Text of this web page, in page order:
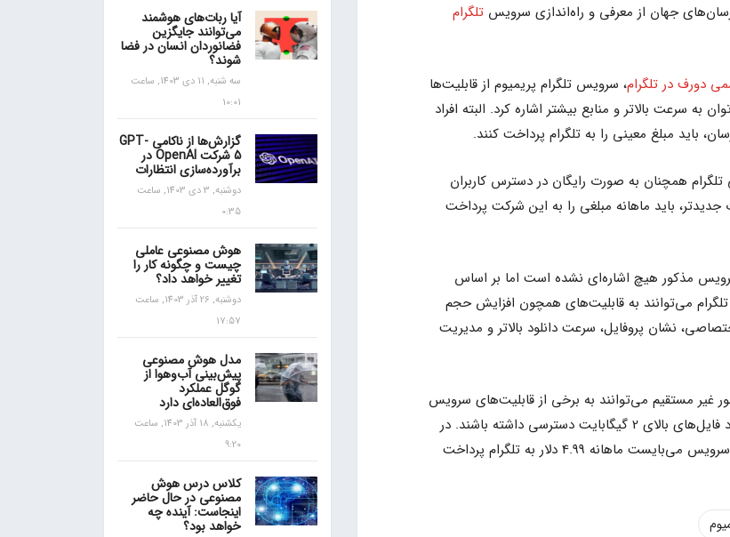
جهان از معرفی و راه‌اندازی سرویس تلگرام
دورف در تلگرام، سرویس تلگرام پریمیوم از قابلیت‌ها
سرعت بالاتر و منابع بیشتر اشاره کرد. البته افراد
باید مبلغ معینی را به تلگرام پرداخت کنند.
همچنان به صورت رایگان در دسترس کاربران
باید ماهانه مبلغی را به این شرکت پرداخت
مذکور هیچ اشاره‌ای نشده است اما بر اساس
می‌توانند به قابلیت‌های همچون افزایش حجم
اختصاصی، نشان پروفایل، سرعت دانلود بالاتر و مدیریت
غیر مستقیم می‌توانند به برخی از قابلیت‌های سرویس
پولی تلگرام مانند مشاهده استیکرهای پریمیوم و دانلود فایل‌های بالای 2 گیگابایت دسترسی داشته باشند. در
نهایت، شایعات حاکی از آن که کاربران برای خرید این سرویس می‌بایست ماهانه 4.99 دلار به تلگرام پرداخت
آیا ربات‌های هوشمند
می‌توانند جایگزین
فضانوردان انسان در فضا
شوند؟
سه شنبه, 11 دی 1403, ساعت
10:01
گزارش‌ها از ناکامی GPT-
5 شرکت OpenAI در
برآورده‌سازی انتظارات
دوشنبه, 3 دی 1403, ساعت
0:35
هوش مصنوعی عاملی
چیست و چگونه کار را
تغییر خواهد داد؟
دوشنبه, 26 آذر 1403, ساعت
17:57
مدل هوش مصنوعی
پیش‌بینی آب‌و‌هوا از
گوگل عملکرد
فوق‌العاده‌ای دارد
یکشنبه, 18 آذر 1403, ساعت
9:20
کلاس درس هوش
مصنوعی در حال حاضر
اینجاست: آینده چه
خواهد بود؟